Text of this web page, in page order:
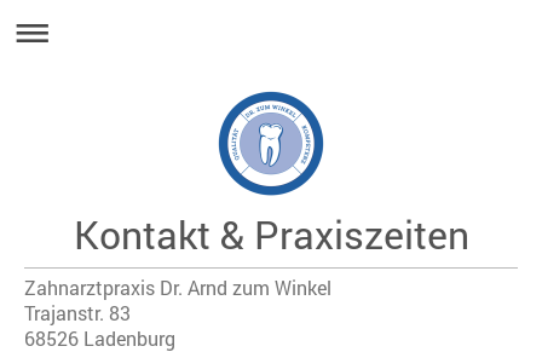
Kontakt & Praxiszeiten
Zahnarztpraxis Dr. Arnd zum Winkel
Trajanstr. 83
68526 Ladenburg